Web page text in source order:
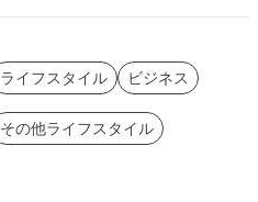
ライフスタイル ビジネス
その他ライフスタイル